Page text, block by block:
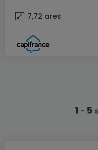
7,72 ares
1 - 5